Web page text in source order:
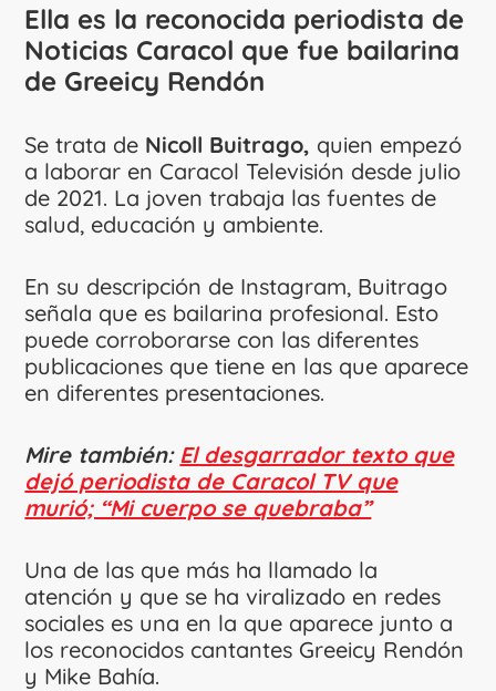
Ella es la reconocida periodista de
Noticias Caracol que fue bailarina
de Greeicy Rendón
Se trata de Nicoll Buitrago, quien empezó
a laborar en Caracol Televisión desde julio
de 2021. La joven trabaja las fuentes de
salud, educación y ambiente.
En su descripción de Instagram, Buitrago
señala que es bailarina profesional. Esto
puede corroborarse con las diferentes
publicaciones que tiene en las que aparece
en diferentes presentaciones.
Mire también: El desgarrador texto que
dejó periodista de Caracol TV que
murió; “Mi cuerpo se quebraba”
Una de las que más ha llamado la
atención y que se ha viralizado en redes
sociales es una en la que aparece junto a
los reconocidos cantantes Greeicy Rendón
y Mike Bahía.